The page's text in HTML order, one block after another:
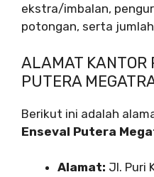
ekstra/imbalan,
potongan, serta
ALAMAT KANTOR
PUTERA
Berikut ini adalah
Enseval Putera
Alamat: Jl. Puri